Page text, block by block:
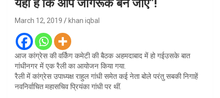
यही है कि आप जागरूक बन जाएँ”!
March 12, 2019 khan iqbal
आज कांग्रेस की वर्किंग कमेटी की बैठक अहमदाबाद में हो गईउसके बात
गांधीनगर में एक रैली का आयोजन किया गया.
रैली में कांग्रेस उपाध्यक्ष राहुल गांधी समेत कई नेता बोले परंतु सबकी निगाहें
नवनिर्वाचित महासचिव प्रियंका गांधी पर थीं.